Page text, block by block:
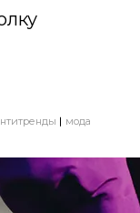
мода